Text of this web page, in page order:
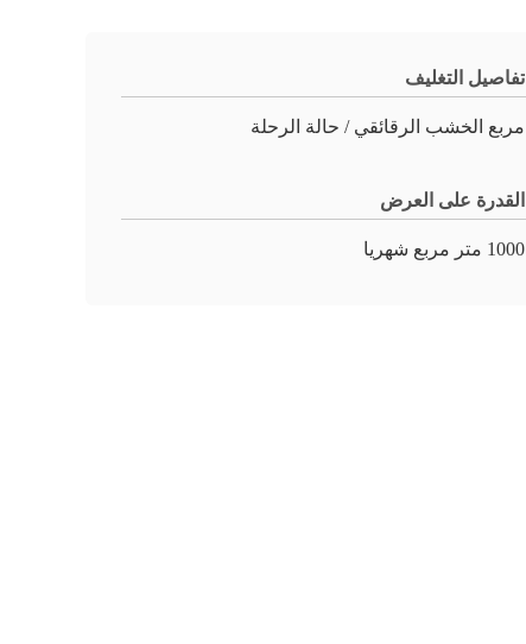
تفاصيل التغليف
مربع الخشب الرقائقي / حالة الرحلة
القدرة على العرض
1000 متر مربع شهريا